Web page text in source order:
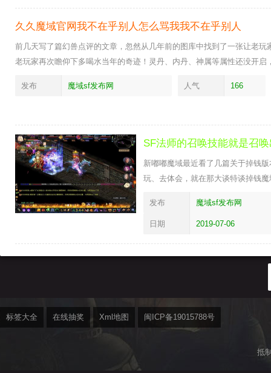
久久魔域官网我不在乎别人怎么骂我我不在乎别人
前几天写了篇幻兽点评的文章，忽然从几年前的图库中找到了一张让老
老玩家再次瞻仰下多喝水当年的奇迹！灵丹、内丹、神属等属性还没开
发布 魔域sf发布网 人气 166
SF法师的召唤技能就是召
新嘟嘟魔域最近看了几篇关于掉钱
玩、去体会，就在那大谈特谈掉钱
发布 魔域sf发布网
日期 2019-07-06
标签大全 在线抽奖 Xml地图 闽ICP备19015788号
抵